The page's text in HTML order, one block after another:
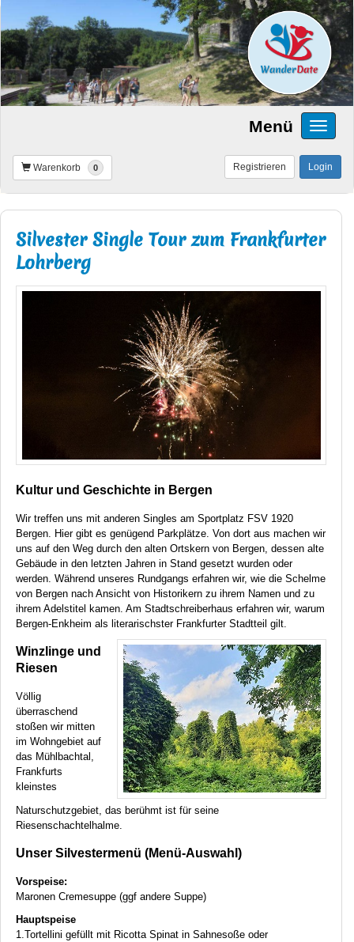
Menü
Warenkorb 0 Login
Registrieren
Silvester Single Tour zum Frankfurter
Lohrberg
Kultur und Geschichte in Bergen
Wir treffen uns mit anderen Singles am Sportplatz FSV 1920
Bergen. Hier gibt es genügend Parkplätze. Von dort aus machen wir
uns auf den Weg durch den alten Ortskern von Bergen, dessen alte
Gebäude in den letzten Jahren in Stand gesetzt wurden oder
werden. Während unseres Rundgangs erfahren wir, wie die Schelme
von Bergen nach Ansicht von Historikern zu ihrem Namen und zu
ihrem Adelstitel kamen. Am Stadtschreiberhaus erfahren wir, warum
Bergen-Enkheim als literarischster Frankfurter Stadtteil gilt.
Winzlinge und
Riesen
Völlig
überraschend
stoßen wir mitten
im Wohngebiet auf
das Mühlbachtal,
Frankfurts
kleinstes
Naturschutzgebiet, das berühmt ist für seine
Riesenschachtelhalme.
Unser Silvestermenü (Menü-Auswahl)
Vorspeise:
Maronen Cremesuppe (ggf andere Suppe)
Hauptspeise
1.Tortellini gefüllt mit Ricotta Spinat in Sahnesoße oder